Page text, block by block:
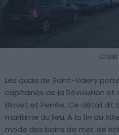
Les quais de Saint-Valery
capitaines de la Révolution et
Blavet et Perrée. Ce détail dit
maritime du lieu. À la fin du
mode des bains de mer, de